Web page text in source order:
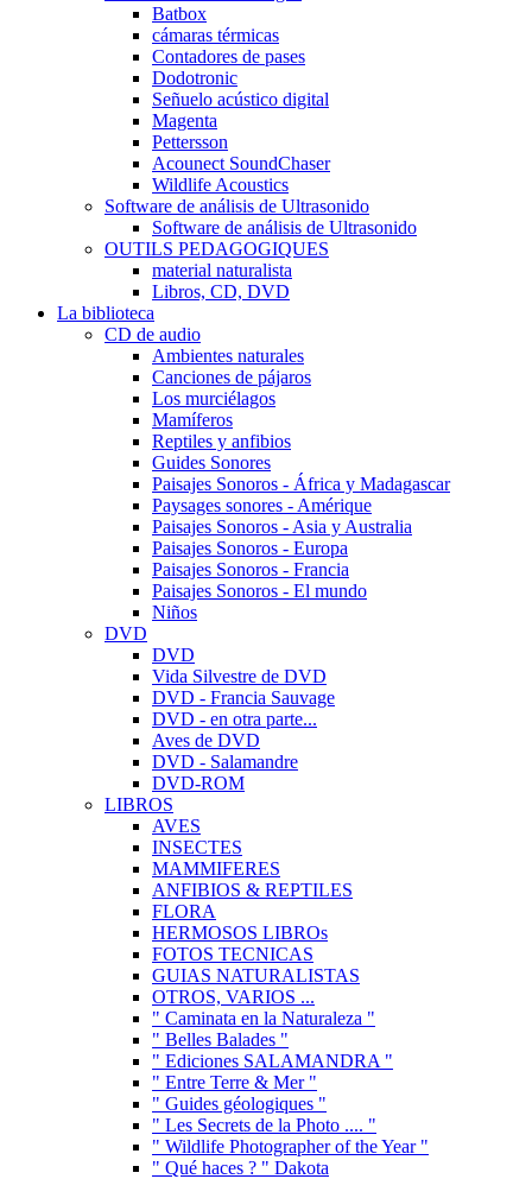
Batbox
cámaras térmicas
Contadores de pases
Dodotronic
Señuelo acústico digital
Magenta
Pettersson
Acounect SoundChaser
Wildlife Acoustics
Software de análisis de Ultrasonido
Software de análisis de Ultrasonido
OUTILS PEDAGOGIQUES
material naturalista
Libros, CD, DVD
La biblioteca
CD de audio
Ambientes naturales
Canciones de pájaros
Los murciélagos
Mamíferos
Reptiles y anfibios
Guides Sonores
Paisajes Sonoros - África y Madagascar
Paysages sonores - Amérique
Paisajes Sonoros - Asia y Australia
Paisajes Sonoros - Europa
Paisajes Sonoros - Francia
Paisajes Sonoros - El mundo
Niños
DVD
DVD
Vida Silvestre de DVD
DVD - Francia Sauvage
DVD - en otra parte...
Aves de DVD
DVD - Salamandre
DVD-ROM
LIBROS
AVES
INSECTES
MAMMIFERES
ANFIBIOS & REPTILES
FLORA
HERMOSOS LIBROs
FOTOS TECNICAS
GUIAS NATURALISTAS
OTROS, VARIOS ...
" Caminata en la Naturaleza "
" Belles Balades "
" Ediciones SALAMANDRA "
" Entre Terre & Mer "
" Guides géologiques "
" Les Secrets de la Photo .... "
" Wildlife Photographer of the Year "
" Qué haces ? " Dakota